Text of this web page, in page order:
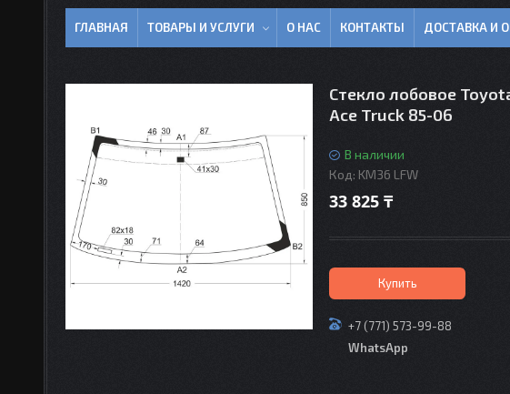
ГЛАВНАЯ ТОВАРЫ И УСЛУГИ О НАС КОНТАКТЫ ДОСТАВКА И
Стекло лобовое
Ace Truck 85-06
В наличии
Код: KM36 LFW
33 825 ₸
Купить
+7 (771) 573-99-88
WhatsApp